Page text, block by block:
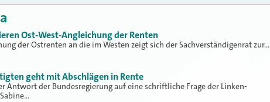
Ost-West-Angleichung der Renten
der Ostrenten an die im Westen zeigt sich der Sachverständigenrat zur…
geht mit Abschlägen in Rente
Antwort der Bundesregierung auf eine schriftliche Frage der Linken-